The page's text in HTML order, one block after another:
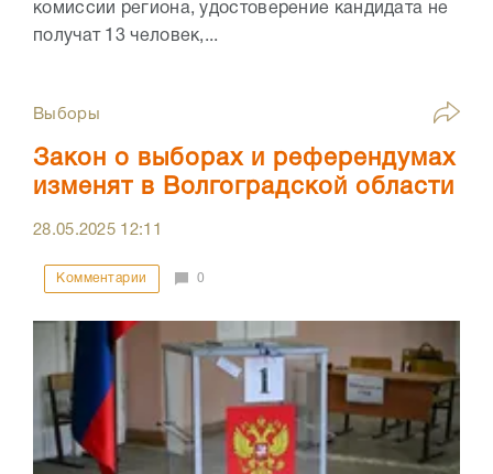
комиссии региона, удостоверение кандидата не
получат 13 человек,...
Выборы
Закон о выборах и референдумах
изменят в Волгоградской области
28.05.2025 12:11
Комментарии 0